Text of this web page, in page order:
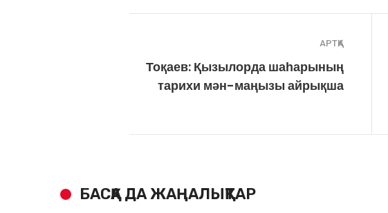
АРТҚА
Тоқаев: Қызылорда шаһарының
тарихи мән-маңызы айрықша
БАСҚА ДА ЖАҢАЛЫҚТАР